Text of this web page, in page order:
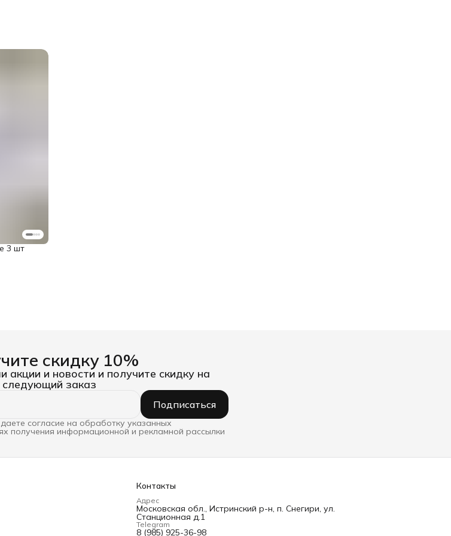
3 шт
скидку 10%
и новости и получите скидку на
следующий заказ
Подписаться
согласие на обработку указанных
получения информационной и рекламной рассылки
Контакты
Адрес
Московская обл., Истринский р-н, п. Снегири, ул.
Станционная д.1
Telegram
8 (985) 925-36-98